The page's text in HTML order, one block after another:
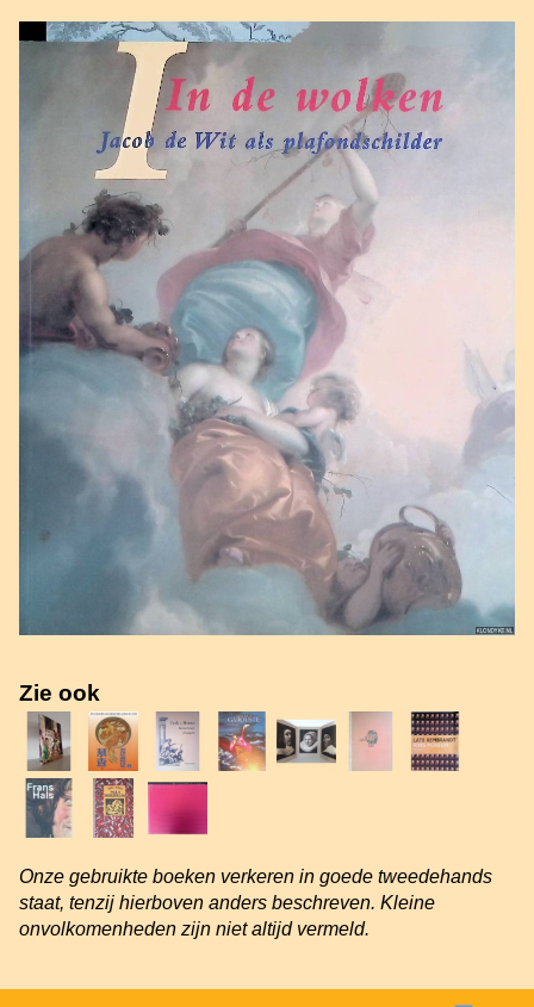
Zie ook
Onze gebruikte boeken verkeren in goede tweedehands
staat, tenzij hierboven anders beschreven. Kleine
onvolkomenheden zijn niet altijd vermeld.